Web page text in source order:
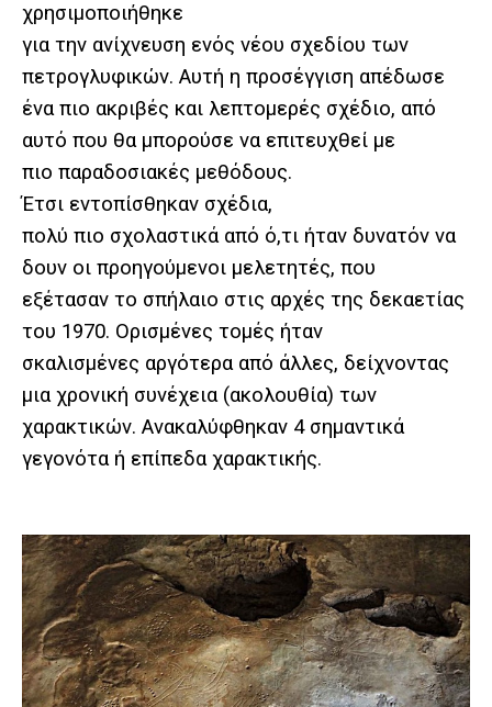
χρησιμοποιήθηκε
για την ανίχνευση ενός νέου σχεδίου των
πετρογλυφικών. Αυτή η προσέγγιση απέδωσε
ένα πιο ακριβές και λεπτομερές σχέδιο, από
αυτό που θα μπορούσε να επιτευχθεί με
πιο παραδοσιακές μεθόδους.
Έτσι εντοπίσθηκαν σχέδια,
πολύ πιο σχολαστικά από ό,τι ήταν δυνατόν να
δουν οι προηγούμενοι μελετητές, που
εξέτασαν το σπήλαιο στις αρχές της δεκαετίας
του 1970. Ορισμένες τομές ήταν
σκαλισμένες αργότερα από άλλες, δείχνοντας
μια χρονική συνέχεια (ακολουθία) των
χαρακτικών. Ανακαλύφθηκαν 4 σημαντικά
γεγονότα ή επίπεδα χαρακτικής.